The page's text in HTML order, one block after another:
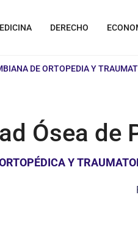
DERECHO
DE ORTOPEDIA Y
Ósea de
Y